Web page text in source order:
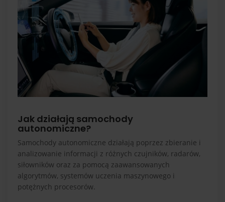
Jak działają samochody
autonomiczne?
Samochody autonomiczne działają poprzez zbieranie i
analizowanie informacji z różnych czujników, radarów,
siłowników oraz za pomocą zaawansowanych
algorytmów, systemów uczenia maszynowego i
potężnych procesorów.